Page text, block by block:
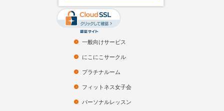
一般向けサービス
にこにこサークル
プラチナルーム
フィットネス女子会
パーソナルレッスン